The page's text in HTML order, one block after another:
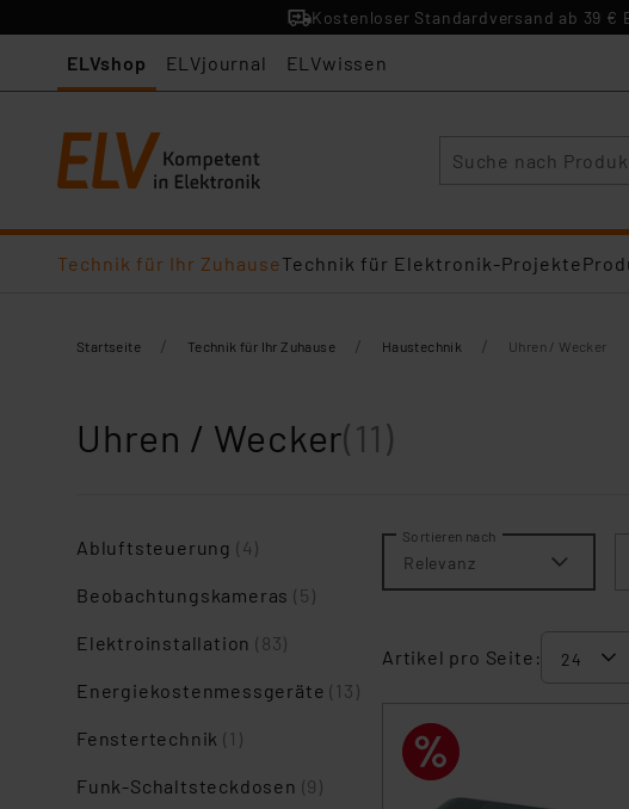
Kostenloser Standardversand ab 39 €
ELVshop ELVjournal ELVwissen
Technik für Ihr ZuhauseTechnik für Elektronik-Projekte
Startseite / Technik für Ihr Zuhause / Haustechnik / Uhren / Wecker
Uhren / Wecker(11)
Abluftsteuerung (4)
Beobachtungskameras(5)
Elektroinstallation(83)
Energiekostenmessgeräte(13)
Fenstertechnik(1)
Funk-Schaltsteckdosen (9)
Sortieren nach
Relevanz
Artikel pro Seite: